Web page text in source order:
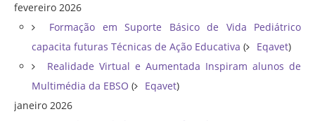
fevereiro 2026
Formação em Suporte Básico de Vida Pediátrico
capacita futuras Técnicas de Ação Educativa ( Eqavet)
Realidade Virtual e Aumentada Inspiram alunos de
Multimédia da EBSO ( Eqavet)
janeiro 2026